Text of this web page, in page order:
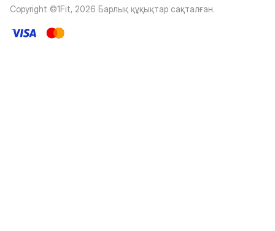
Copyright ©1Fit, 2026 Барлық құқықтар сақталған.